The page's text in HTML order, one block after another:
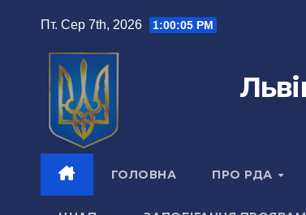
Пт. Сер 7th, 2026 1:00:07 PM
ГОЛОВНА ПРО РДА